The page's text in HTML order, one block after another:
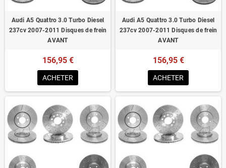
Audi A5 Quattro 3.0 Turbo Diesel
237cv 2007-2011 Disques de frein
AVANT
156,95 €
ACHETER
Audi A5 Quattro 3.0 Turbo Diesel
237cv 2007-2011 Disques de frein
AVANT
156,95 €
ACHETER